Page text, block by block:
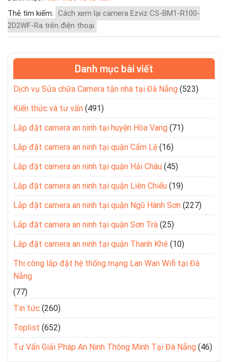
Thẻ tìm kiếm: Cách xem lại camera Ezviz CS-BM1-R100-
2D2WF-Ra trên điện thoại
Danh mục bài viết
Dịch vụ Sửa chữa Camera tận nhà tại Đà Nẵng (523)
Kiến thức và tư vấn (491)
Lắp đặt camera an ninh tại huyện Hòa Vang (71)
Lắp đặt camera an ninh tại quận Cẩm Lệ (16)
Lắp đặt camera an ninh tại quận Hải Châu (45)
Lắp đặt camera an ninh tại quận Liên Chiểu (19)
Lắp đặt camera an ninh tại quận Ngũ Hành Sơn (227)
Lắp đặt camera an ninh tại quận Sơn Trà (25)
Lắp đặt camera an ninh tại quận Thanh Khê (10)
Thi công lắp đặt hệ thống mạng Lan Wan Wifi tại Đà
Nẵng
(77)
Tin tức (260)
Toplist (652)
Tư Vấn Giải Pháp An Ninh Thông Minh Tại Đà Nẵng (46)